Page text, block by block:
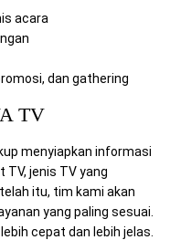
acara
dan gathering
TV
menyiapkan informasi
TV, jenis TV yang
itu, tim kami akan
yang paling sesuai.
cepat dan lebih jelas.